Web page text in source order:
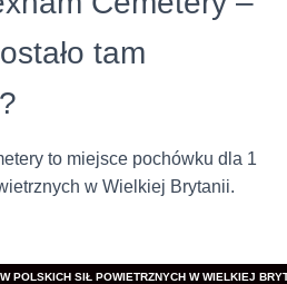
tam
to miejsce pochówku dla 1
w Wielkiej Brytanii.
POLSKICH SIŁ POWIETRZNYCH W WIELKIEJ